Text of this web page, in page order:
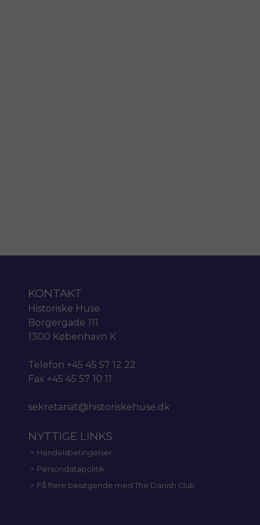
KONTAKT
Historiske Huse
Borgergade 111
1300 København K
Telefon +45 45 57 12 22
Fax +45 45 57 10 11
sekretariat@historiskehuse.dk
NYTTIGE LINKS
Handelsbetingelser
Persondatapolitik
Få flere besøgende med The Danish Club